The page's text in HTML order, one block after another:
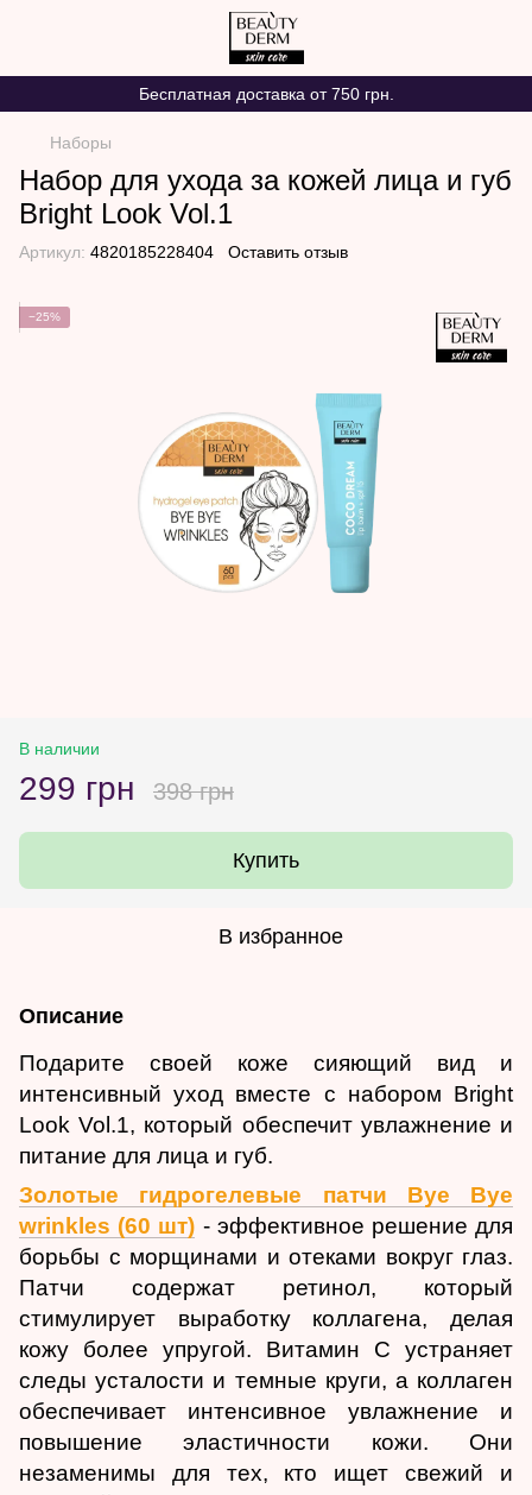
Бесплатная доставка от 750 грн.
Наборы
Набор для ухода за кожей лица и губ
Bright Look Vol.1
Артикул: 4820185228404 Оставить отзыв
−25%
В наличии
299 грн 398 грн
Купить
В избранное
Описание
Подарите своей коже сияющий вид и
интенсивный уход вместе с набором Bright
Look Vol.1, который обеспечит увлажнение и
питание для лица и губ.
Золотые гидрогелевые патчи Bye Bye
wrinkles (60 шт) - эффективное решение для
борьбы с морщинами и отеками вокруг глаз.
Патчи содержат ретинол, который
стимулирует выработку коллагена, делая
кожу более упругой. Витамин С устраняет
следы усталости и темные круги, а коллаген
обеспечивает интенсивное увлажнение и
повышение эластичности кожи. Они
незаменимы для тех, кто ищет свежий и